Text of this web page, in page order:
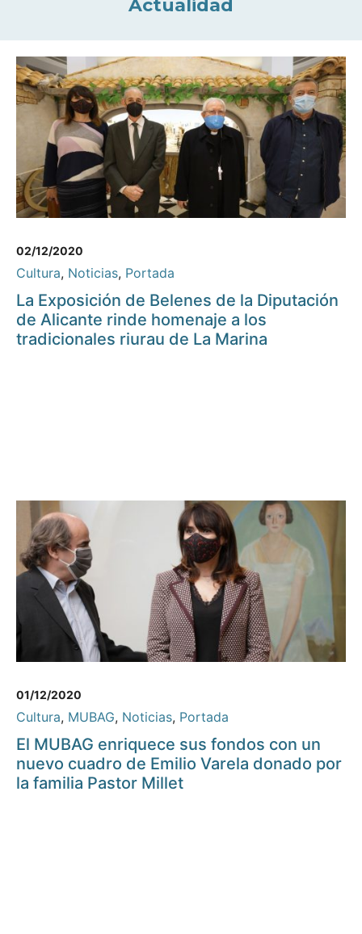
Actualidad
02/12/2020
Cultura, Noticias, Portada
La Exposición de Belenes de la Diputación
de Alicante rinde homenaje a los
tradicionales riurau de La Marina
01/12/2020
Cultura, MUBAG, Noticias, Portada
El MUBAG enriquece sus fondos con un
nuevo cuadro de Emilio Varela donado por
la familia Pastor Millet